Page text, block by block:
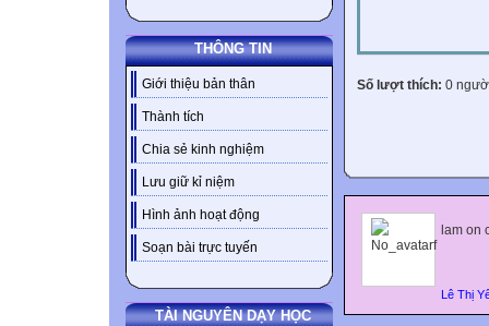
THÔNG TIN
Giới thiệu bản thân
Thành tích
Chia sẻ kinh nghiệm
Lưu giữ kỉ niệm
Hình ảnh hoạt động
Soạn bài trực tuyến
TÀI NGUYÊN DẠY HỌC
Số lượt thích: 0
lam on
Lê Thị